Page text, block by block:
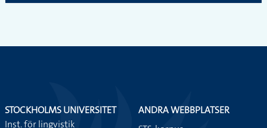
STOCKHOLMS UNIVERSITET
Inst. för lingvistik
ANDRA WEBBPLATSER